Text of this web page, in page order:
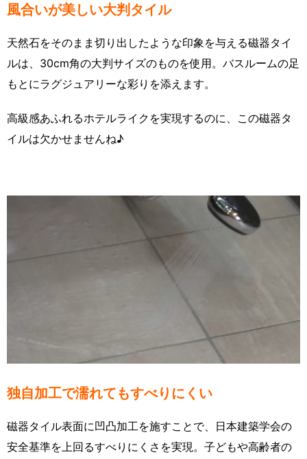
風合いが美しい大判タイル
天然石をそのまま切り出したような印象を与える磁器タイ
ルは、30cm角の大判サイズのものを使用。バスルームの足
もとにラグジュアリーな彩りを添えます。
高級感あふれるホテルライクを実現するのに、この磁器タ
イルは欠かせませんね♪
独自加工で濡れてもすべりにくい
磁器タイル表面に凹凸加工を施すことで、日本建築学会の
安全基準を上回るすべりにくさを実現。子どもや高齢者の